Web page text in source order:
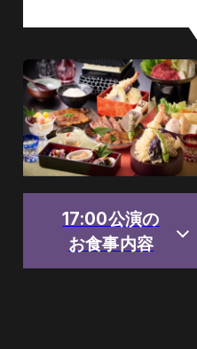
17:00公演の
お食事内容